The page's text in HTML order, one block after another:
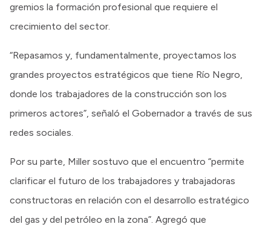
gremios la formación profesional que requiere el
crecimiento del sector.
“Repasamos y, fundamentalmente, proyectamos los
grandes proyectos estratégicos que tiene Río Negro,
donde los trabajadores de la construcción son los
primeros actores”, señaló el Gobernador a través de sus
redes sociales.
Por su parte, Miller sostuvo que el encuentro “permite
clarificar el futuro de los trabajadores y trabajadoras
constructoras en relación con el desarrollo estratégico
del gas y del petróleo en la zona”. Agregó que